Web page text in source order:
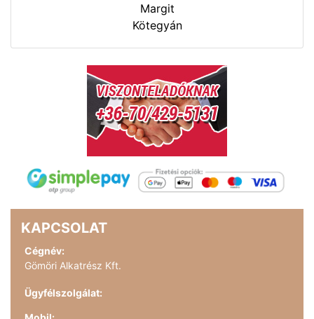
Margit
Kötegyán
KAPCSOLAT
Cégnév:
Gömöri Alkatrész Kft.
Ügyfélszolgálat: